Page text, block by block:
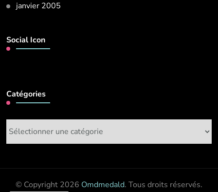
janvier 2005
Social Icon
Catégories
© Copyright 2026 Omdmedald. Tous droits réservés.